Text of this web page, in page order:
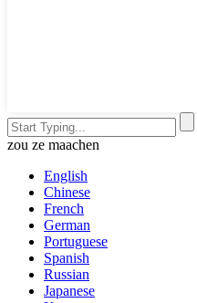
zou ze maachen
English
Chinese
French
German
Portuguese
Spanish
Russian
Japanese